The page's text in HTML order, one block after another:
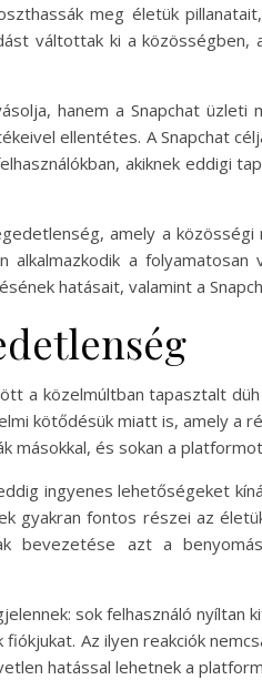
meg életük
váltottak ki a közösségben,
hanem a Snapchat
ellentétes. A Snapchat
akiknek eddigi
amely a
a
hatásait, valamint a
a közelmúltban tapasztalt
kötődésük miatt is, amely a
másokkal, és sokan a
ingyenes lehetőségeket
gyakran fontos részei az
bevezetése azt a
sok felhasználó
Az ilyen reakciók
hatással lehetnek a